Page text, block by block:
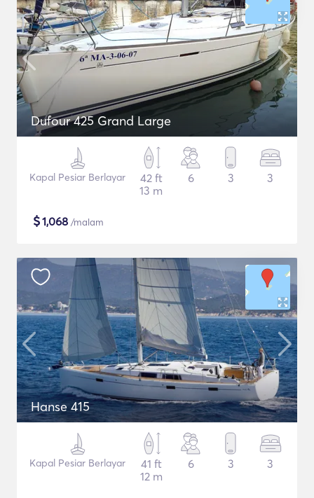
Dufour 425 Grand Large
Kapal Pesiar Berlayar
42 ft
13 m
6 3 3
$1,068 /malam
Hanse 415
Kapal Pesiar Berlayar
41 ft
12 m
6 3 3